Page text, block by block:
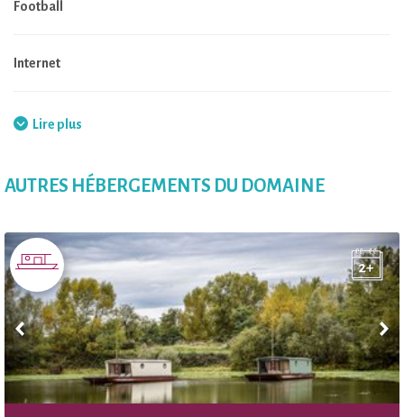
Football
Internet
Animaux de la ferme
Boutique de souvenirs
Jacuzzi
Jeux de société
Location de vélos adulte
Location de vélos enfant
Lire plus
AUTRES HÉBERGEMENTS DU DOMAINE